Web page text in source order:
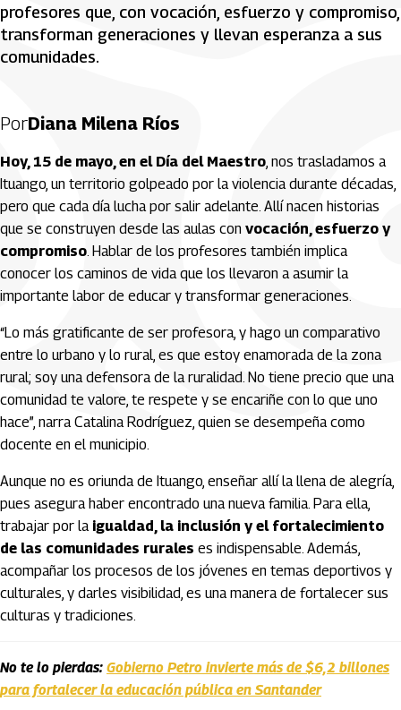
profesores que, con vocación, esfuerzo y compromiso,
transforman generaciones y llevan esperanza a sus
comunidades.
PorDiana Milena Ríos
Hoy, 15 de mayo, en el Día del Maestro, nos trasladamos a
Ituango, un territorio golpeado por la violencia durante décadas,
pero que cada día lucha por salir adelante. Allí nacen historias
que se construyen desde las aulas con vocación, esfuerzo y
compromiso. Hablar de los profesores también implica
conocer los caminos de vida que los llevaron a asumir la
importante labor de educar y transformar generaciones.
“Lo más gratificante de ser profesora, y hago un comparativo
entre lo urbano y lo rural, es que estoy enamorada de la zona
rural; soy una defensora de la ruralidad. No tiene precio que una
comunidad te valore, te respete y se encariñe con lo que uno
hace”, narraCatalina Rodríguez, quien se desempeña como
docente en el municipio.
Aunque no es oriunda de Ituango, enseñar allí la llena de alegría,
pues asegura haber encontrado una nueva familia. Para ella,
trabajar por la igualdad, la inclusión y el fortalecimiento
de las comunidades rurales es indispensable. Además,
acompañar los procesos de los jóvenes en temas deportivos y
culturales, y darles visibilidad, es una manera de fortalecer sus
culturas y tradiciones.
No te lo pierdas: Gobierno Petro invierte más de $6,2 billones
para fortalecer la educación pública en Santander